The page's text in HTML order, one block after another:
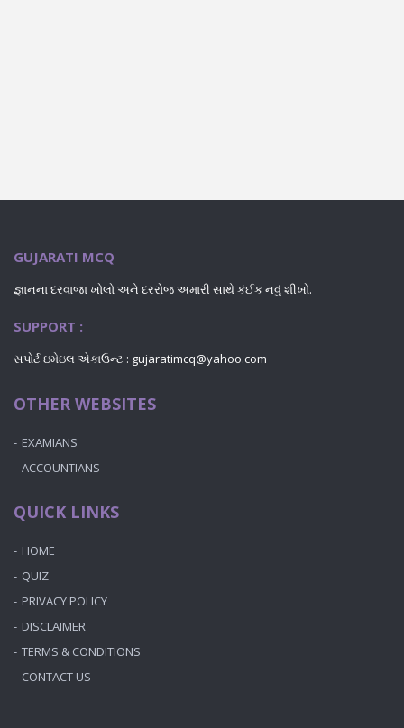
GUJARATI MCQ
જ્ઞાનના દરવાજા ખોલો અને દરરોજ અમારી સાથે કંઈક નવું શીખો.
SUPPORT :
સપોર્ટ ઇમેઇલ એકાઉન્ટ : gujaratimcq@yahoo.com
OTHER WEBSITES
EXAMIANS
ACCOUNTIANS
QUICK LINKS
HOME
QUIZ
PRIVACY POLICY
DISCLAIMER
TERMS & CONDITIONS
CONTACT US